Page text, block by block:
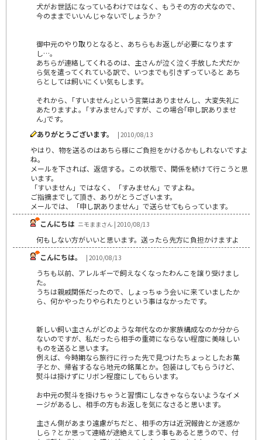
犬がお世話になっているわけではなく、もうその方の犬なので、
今のままでいいんじゃないでしょうか？
御中元のやり取りとなると、あちらもお返しが必要になります
し…。
あちらが連絡してくれるのは、主さんが泣く泣く手放した犬だか
ら気を遣ってくれている訳で、いつまでも引きずっていると あち
らとしては飼いにくい気もします。
それから、｢すいません｣という言葉はありませんし、大変失礼に
あたりますよ。｢すみません｣ですが、この場合｢申し訳ありませ
ん｣です。
ありがとうございます。
| 2010/08/13
やはり、物を送るのはあちら様にご負担をかけるかもしれないですよ
ね。
メールを下されば、返信する。この状態で、関係を続けて行こうと思
います。
「すいません」ではなく、「すみません」ですよね。
ご指摘までして頂き、ありがとうございます。
メールでは、「申し訳ありません」で送らせてもらっています。
こんにちは ニモままさん | 2010/08/13
何もしない方がいいと思います。送ったら先方に負担かけますよ
こんにちは。
| 2010/08/13
うちも以前、アレルギーで飼えなくなったわんこを譲り受けまし
た。
うちは親戚関係だったので、しょっちゅう会いに来ていましたか
ら、何かやったりやられたりという事はなかったです。
新しい飼い主さんがどのような年代なのか家族構成なのか分から
ないのですが、私だったら相手の重荷にならない程度に美味しい
ものを送ると思います。
例えば、今時期なら旅行に行った先で見つけたちょっとしたお菓
子とか、帰省するなら地元の銘菓とか。包装はしてもらうけど、
熨斗は掛けずにリボン程度にしてもらいます。
お中元の熨斗を掛けちゃうと習慣にしなきゃならないようなイメ
ージがあるし、相手の方もお返しを気になさると思います。
主さん側があまり遠慮がちだと、相手の方は近況報告とか迷惑か
しら？とか思って連絡が途絶えてしまう事もあると思うので、付